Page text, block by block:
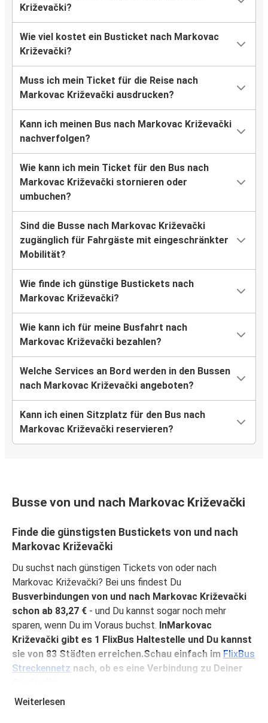
Križevački?
Wie viel kostet ein Busticket nach Markovac
Križevački?
Muss ich mein Ticket für die Reise nach
Markovac Križevački ausdrucken?
Kann ich meinen Bus nach Markovac Križevački
nachverfolgen?
Wie kann ich mein Ticket für den Bus nach
Markovac Križevački stornieren oder
umbuchen?
Sind die Busse nach Markovac Križevački
zugänglich für Fahrgäste mit eingeschränkter
Mobilität?
Wie finde ich günstige Bustickets nach
Markovac Križevački?
Wie kann ich für meine Busfahrt nach
Markovac Križevački bezahlen?
Welche Services an Bord werden in den Bussen
nach Markovac Križevački angeboten?
Kann ich einen Sitzplatz für den Bus nach
Markovac Križevački reservieren?
Busse von und nach Markovac Križevački
Finde die günstigsten Bustickets von und nach
Markovac Križevački
Du suchst nach günstigen Tickets von oder nach
Markovac Križevački? Bei uns findest Du
Busverbindungen von und nach Markovac Križevački
schon ab 83,27 € - und Du kannst sogar noch mehr
sparen, wenn Du im Voraus buchst. InMarkovac
Križevački gibt es 1 FlixBus Haltestelle und Du kannst
sie von 83 Städten erreichen.Schau einfach im FlixBus
Streckennetz nach, ob es eine Verbindung zu Deiner
Warum mit FlixBus von oder nach Markovac
Weiterlesen